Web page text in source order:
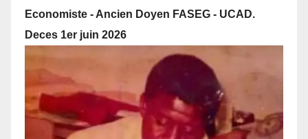
Economiste - Ancien Doyen FASEG - UCAD.
Deces 1er juin 2026